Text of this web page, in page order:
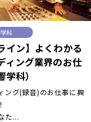
科
イン】よくわかる
ィング業界のお仕
科）
ング(録音)のお仕事に興
た...